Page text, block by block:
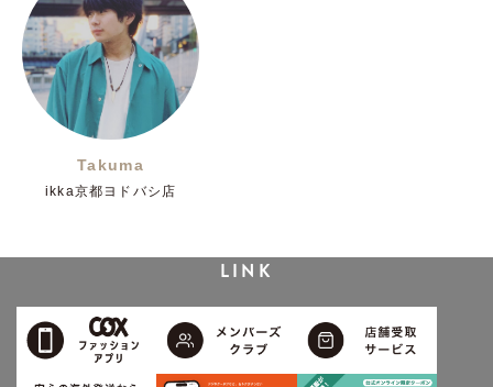
Takuma
ikka京都ヨドバシ店
LINK